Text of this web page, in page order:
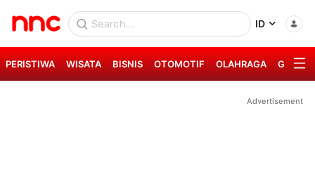
ID
PERISTIWA WISATA BISNIS OTOMOTIF OLAHRAGA GAYA
Advertisement